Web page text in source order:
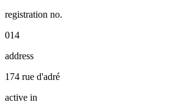
registration no.
014
address
174 rue d'adré
active in